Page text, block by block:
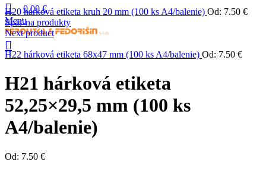
0.00€
Menu
H20 hárková etiketa kruh 20 mm (100 ks A4/balenie) Od: 7.50 €
Späť na produkty
Next product
H22 hárková etiketa 68x47 mm (100 ks A4/balenie) Od: 7.50 €
H21 hárková etiketa
52,25×29,5 mm (100 ks
A4/balenie)
Od: 7.50 €